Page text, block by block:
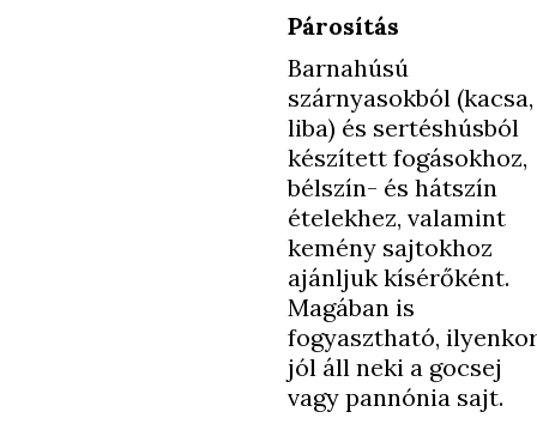
Párosítás
Barnahúsú
szárnyasokból (kacsa,
liba) és sertéshúsból
készített fogásokhoz,
bélszín- és hátszín
ételekhez, valamint
kemény sajtokhoz
ajánljuk kísérőként.
Magában is
fogyasztható,
jól áll neki a gocsej
vagy pannónia sajt.